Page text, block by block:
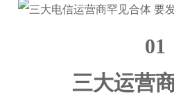
01
三大运营